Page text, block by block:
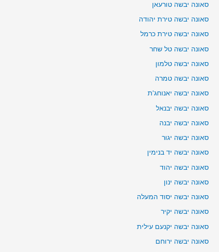
סאונה יבשה טורעאן
סאונה יבשה טירת יהודה
סאונה יבשה טירת כרמל
סאונה יבשה טל שחר
סאונה יבשה טלמון
סאונה יבשה טמרה
סאונה יבשה יאנוחג'ת
סאונה יבשה יבנאל
סאונה יבשה יבנה
סאונה יבשה יגור
סאונה יבשה יד בנימין
סאונה יבשה יהוד
סאונה יבשה ינון
סאונה יבשה יסוד המעלה
סאונה יבשה יקיר
סאונה יבשה יקנעם עילית
סאונה יבשה ירוחם